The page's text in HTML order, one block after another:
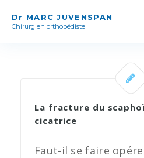
Dr MARC JUVENSPAN
Chirurgien orthopédiste
La fracture du
cicatrice
Faut-il se faire